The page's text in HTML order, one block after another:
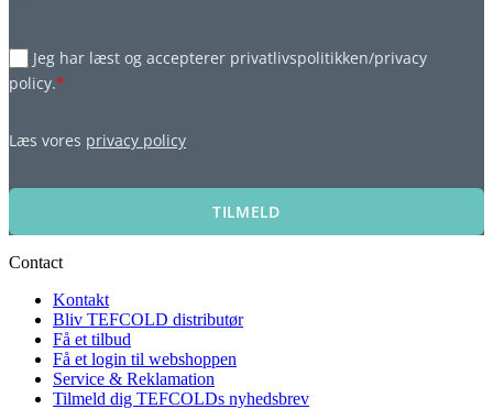
Jeg har læst og accepterer privatlivspolitikken/privacy
policy.*
Læs vores privacy policy
TILMELD
Contact
Kontakt
Bliv TEFCOLD distributør
Få et tilbud
Få et login til webshoppen
Service & Reklamation
Tilmeld dig TEFCOLDs nyhedsbrev